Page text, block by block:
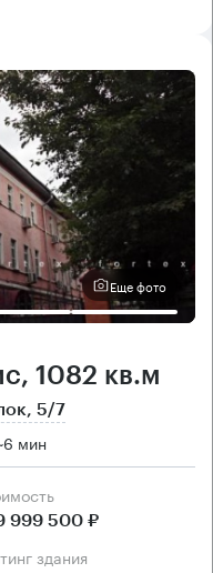
Еще фото
1082 кв.м
5/7
6 мин
999 500 ₽
здания